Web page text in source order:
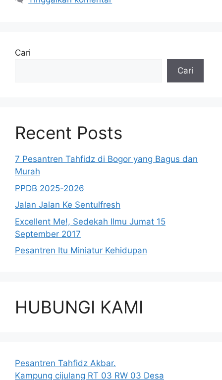
Cari
Cari
Recent Posts
7 Pesantren Tahfidz di Bogor yang Bagus dan
Murah
PPDB 2025-2026
Jalan Jalan Ke Sentulfresh
Excellent Me!, Sedekah Ilmu Jumat 15
September 2017
Pesantren Itu Miniatur Kehidupan
HUBUNGI KAMI
Pesantren Tahfidz Akbar.
Kampung cijulang RT 03 RW 03 Desa